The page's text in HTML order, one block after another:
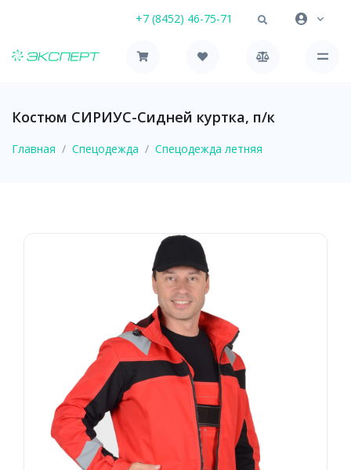
+7 (8452) 46-75-71
Костюм СИРИУС-Сидней куртка, п/к
Главная Спецодежда Спецодежда летняя